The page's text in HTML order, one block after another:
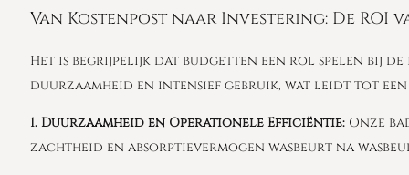
Van Kostenpost naar Investering: De ROI
Het is begrijpelijk dat budgetten een rol spelen bij
duurzaamheid en intensief gebruik, wat leidt tot een
1. Duurzaamheid en Operationele Efficiëntie: Onze
zachtheid en absorptievermogen wasbeurt na